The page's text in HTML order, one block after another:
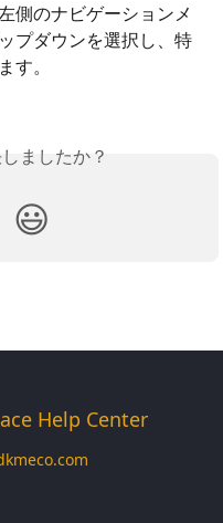
側のナビゲーションメ
プダウンを選択し、特
す。
ましたか？
😃
Help Center